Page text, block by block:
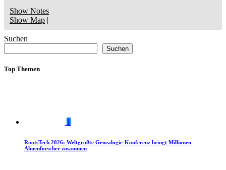
Show Notes
Show Map |
Suchen
Suchen
Top Themen
1
RootsTech 2026: Weltgrößte Genealogie-Konferenz bringt Millionen
Ahnenforscher zusammen